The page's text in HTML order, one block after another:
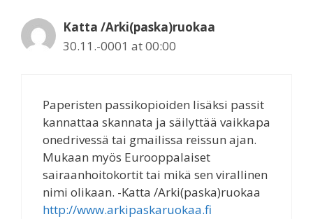
Katta /Arki(paska)ruokaa
30.11.-0001 at 00:00
Paperisten passikopioiden lisäksi passit
kannattaa skannata ja säilyttää vaikkapa
onedrivessä tai gmailissa reissun ajan.
Mukaan myös Eurooppalaiset
sairaanhoitokortit tai mikä sen virallinen
nimi olikaan. -Katta /Arki(paska)ruokaa
http://www.arkipaskaruokaa.fi